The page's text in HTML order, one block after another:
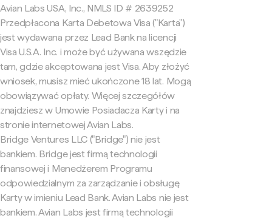
Avian Labs USA, Inc., NMLS ID # 2639252
Przedpłacona Karta Debetowa Visa ("Karta")
jest wydawana przez Lead Bank na licencji
Visa U.S.A. Inc. i może być używana wszędzie
tam, gdzie akceptowana jest Visa. Aby złożyć
wniosek, musisz mieć ukończone 18 lat. Mogą
obowiązywać opłaty. Więcej szczegółów
znajdziesz w Umowie Posiadacza Karty i na
stronie internetowej Avian Labs.
Bridge Ventures LLC ("Bridge") nie jest
bankiem. Bridge jest firmą technologii
finansowej i Menedżerem Programu
odpowiedzialnym za zarządzanie i obsługę
Karty w imieniu Lead Bank. Avian Labs nie jest
bankiem. Avian Labs jest firmą technologii